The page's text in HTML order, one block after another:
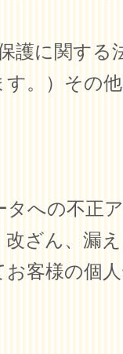
護に関する
す。）その
タへの不正
改ざん、漏
客様の個